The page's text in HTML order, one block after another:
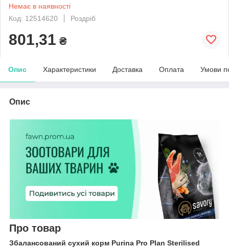
Немає в наявності
Код: 12514620
Роздріб
801,31 ₴
Опис Характеристики Доставка Оплата Умови
Опис
Про товар
Збалансований сухий корм Purina Pro Plan Sterilised